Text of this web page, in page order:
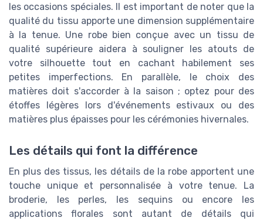
les occasions spéciales. Il est important de noter que la
qualité du tissu apporte une dimension supplémentaire
à la tenue. Une robe bien conçue avec un tissu de
qualité supérieure aidera à souligner les atouts de
votre silhouette tout en cachant habilement ses
petites imperfections. En parallèle, le choix des
matières doit s'accorder à la saison ; optez pour des
étoffes légères lors d'événements estivaux ou des
matières plus épaisses pour les cérémonies hivernales.
Les détails qui font la différence
En plus des tissus, les détails de la robe apportent une
touche unique et personnalisée à votre tenue. La
broderie, les perles, les sequins ou encore les
applications florales sont autant de détails qui